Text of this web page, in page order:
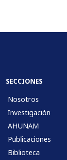
SECCIONES
Nosotros
Investigación
AHUNAM
Publicaciones
Biblioteca